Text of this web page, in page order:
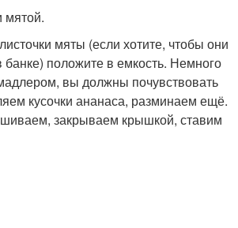
мятой.
мяты (если хотите, чтобы они
банке) положите в емкость. Немного
вы должны почувствовать
кусочки ананаса, разминаем ещё.
закрываем крышкой, ставим